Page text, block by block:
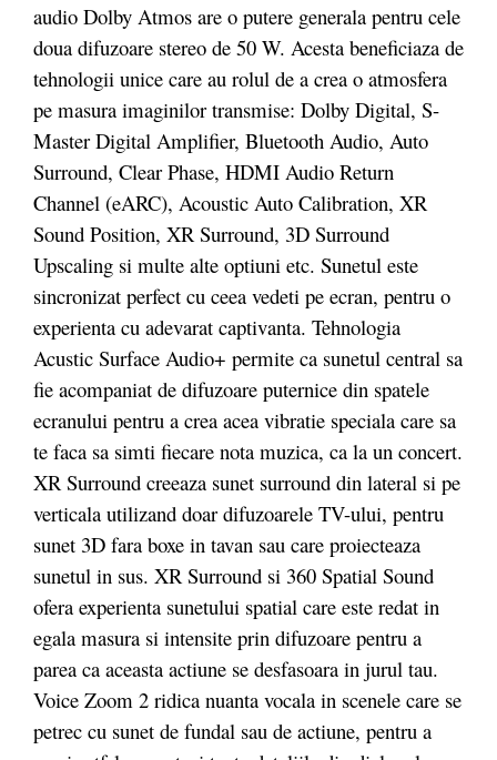
audio Dolby Atmos are o putere generala pentru cele
doua difuzoare stereo de 50 W. Acesta beneficiaza de
tehnologii unice care au rolul de a crea o atmosfera
pe masura imaginilor transmise: Dolby Digital, S-
Master Digital Amplifier, Bluetooth Audio, Auto
Surround, Clear Phase, HDMI Audio Return
Channel (eARC), Acoustic Auto Calibration, XR
Sound Position, XR Surround, 3D Surround
Upscaling si multe alte optiuni etc. Sunetul este
sincronizat perfect cu ceea vedeti pe ecran, pentru o
experienta cu adevarat captivanta. Tehnologia
Acustic Surface Audio+ permite ca sunetul central sa
fie acompaniat de difuzoare puternice din spatele
ecranului pentru a crea acea vibratie speciala care sa
te faca sa simti fiecare nota muzica, ca la un concert.
XR Surround creeaza sunet surround din lateral si pe
verticala utilizand doar difuzoarele TV-ului, pentru
sunet 3D fara boxe in tavan sau care proiecteaza
sunetul in sus. XR Surround si 360 Spatial Sound
ofera experienta sunetului spatial care este redat in
egala masura si intensite prin difuzoare pentru a
parea ca aceasta actiune se desfasoara in jurul tau.
Voice Zoom 2 ridica nuanta vocala in scenele care se
petrec cu sunet de fundal sau de actiune, pentru a